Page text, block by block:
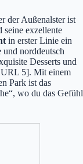
der Außenalster ist
seine exzellente
in erster Linie ein
und norddeutsch
Desserts und
URL 5]. Mit einem
Park ist das
wo du das Gefühl